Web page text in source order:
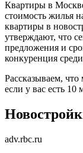
Квартиры в
стоимость жилья
квартиры в
утверждают, что
предложения и
конкуренция
Рассказываем,
если у вас есть 10
adv.rbc.ru